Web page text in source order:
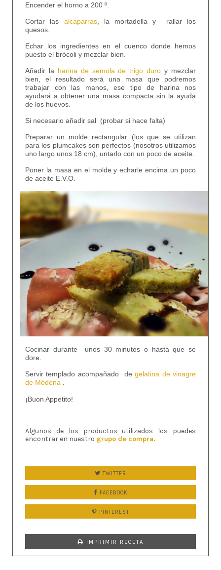
Encender el horno a 200 º.
Cortar las alcaparras, la mortadella y rallar los
quesos.
Echar los ingredientes en el cuenco donde hemos
puesto el brócoli y mezclar bien.
Añadir la harina de semola de trigo duro y mezclar
bien, el resultado será una masa que podremos
trabajar con las manos, ese tipo de harina nos
ayudará a obtener una masa compacta sin la ayuda
de los huevos.
Si necesario añadir sal (probar si hace falta)
Preparar un molde rectangular (los que se utilizan
para los plumcakes son perfectos (nosotros utilizamos
uno largo unos 18 cm), untarlo con un poco de aceite.
Poner la masa en el molde y echarle encima un poco
de aceite E.V.O.
Cocinar durante unos 30 minutos o hasta que se
dore.
Servir templado acompañado degelatina de vinagre
de Módena
¡Buon Appetito!
Algunos de los productos utilizados los puedes
encontrar en nuestro grupo de compra.
TWITTER
FACEBOOK
PINTEREST
IMPRIMIR RECETA